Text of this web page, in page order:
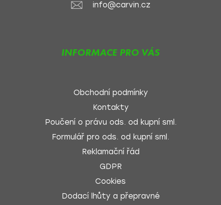
info@carvin.cz
INFORMACE PRO VÁS
Obchodní podmínky
Kontakty
Poučení o právu ods. od kupní sml.
Formulář pro ods. od kupní sml.
Reklamační řád
GDPR
Cookies
Dodací lhůty a přepravné